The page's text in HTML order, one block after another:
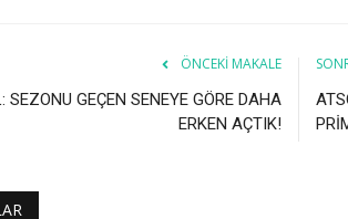
ÖNCEKI MAKALE
SEZONU GEÇEN SENEYE GÖRE DAHA
ERKEN AÇTIK!